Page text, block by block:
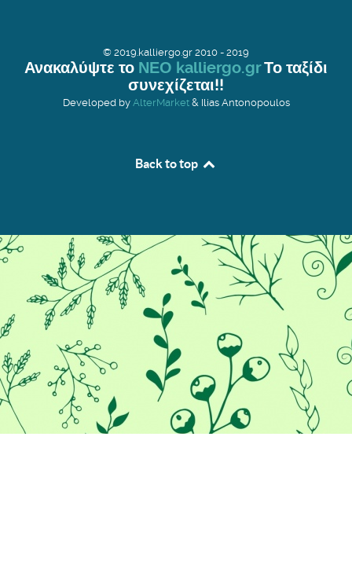
© 2019.kalliergo.gr 2010 - 2019
Ανακαλύψτε το ΝΕΟ kalliergo.grΤο ταξίδι
συνεχίζεται!!
Developed by AlterMarket& Ilias Antonopoulos
Back to top